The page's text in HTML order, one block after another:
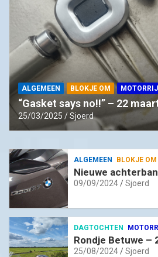
ALGEMEEN BLOKJE OM
“Gasket says no!!” – 22
25/03/2025 Sjoerd
ALGEMEEN BLOKJE OM
Nieuwe
09/09/2024 Sjoerd
DAGTOCHTEN
Rondje Betuwe –
25/08/2024 Sjoerd